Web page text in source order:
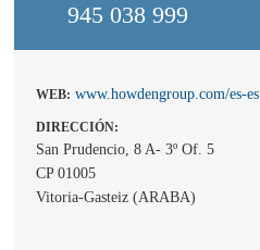
945 038 999
WEB: www.howdengroup.com/es-es
DIRECCIÓN:
San Prudencio, 8 A- 3º Of. 5
CP 01005
Vitoria-Gasteiz (ARABA)